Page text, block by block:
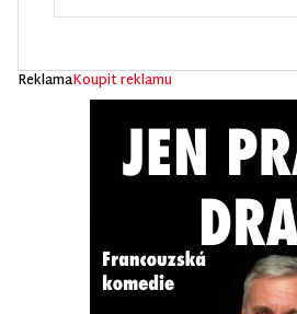
ReklamaKoupit reklamu